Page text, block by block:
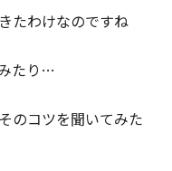
たわけなのですね
たり…
のコツを聞いてみた